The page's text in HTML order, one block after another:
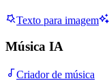
Texto para imagem
Música IA
Criador de música